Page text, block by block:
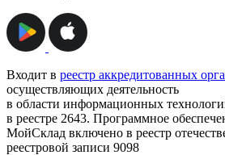
Входит в реестр аккредитованных
осуществляющих деятельность
в области информационных
в реестре 2643. Программное
МойСклад включено в реестр
реестровой записи 9098